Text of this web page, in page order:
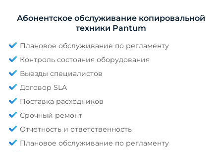
Абонентское обслуживание копировальной
техники Pantum
Плановое обслуживание по регламенту
Контроль состояния оборудования
Выезды специалистов
Договор SLA
Поставка расходников
Срочный ремонт
Отчётность и ответственность
Плановое обслуживание по регламенту